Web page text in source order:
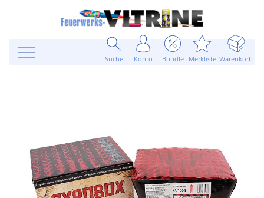
Suche Konto Bundle Merkliste Warenkorb